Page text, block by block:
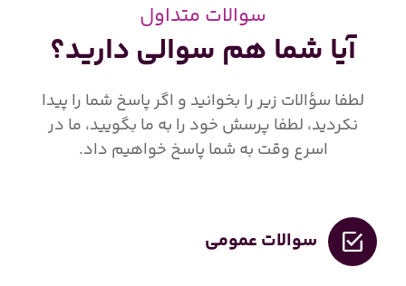
سوالات متداول
آیا شما هم سوالی دارید؟
لطفا سؤالات زیر را بخوانید و اگر پاسخ شما را پیدا
نکردید، لطفا پرسش خود را به ما بگویید، ما در
اسرع وقت به شما پاسخ خواهیم داد.
سوالات عمومی